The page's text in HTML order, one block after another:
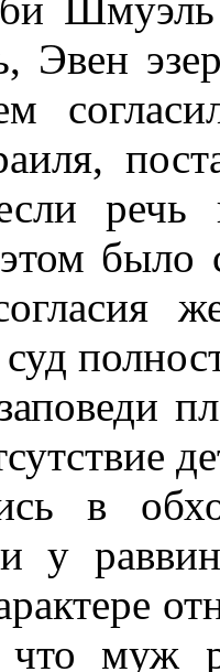
Эвен
речь
было
суд
в
у
муж